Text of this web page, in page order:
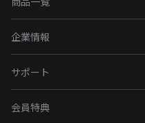
企業情報
サポート
会員特典